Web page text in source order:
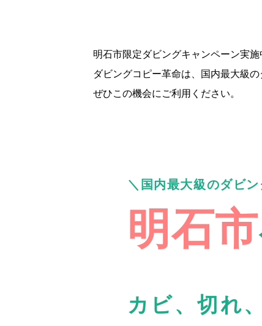
明石市限定ダビングキャンペーン実施
ダビングコピー革命は、国内最大級
ぜひこの機会にご利用ください。
国内最大級のダビ
明石市
カビ、切れ